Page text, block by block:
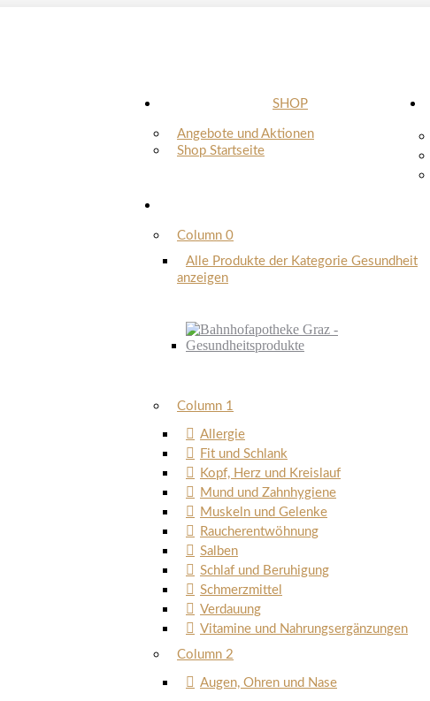
SHOP
Angebote und Aktionen
Shop Startseite
Column 0
Alle Produkte der Kategorie Gesundheit
anzeigen
Column 1
Allergie
Fit und Schlank
Kopf, Herz und Kreislauf
Mund und Zahnhygiene
Muskeln und Gelenke
Raucherentwöhnung
Salben
Schlaf und Beruhigung
Schmerzmittel
Verdauung
Vitamine und Nahrungsergänzungen
Column 2
Augen, Ohren und Nase